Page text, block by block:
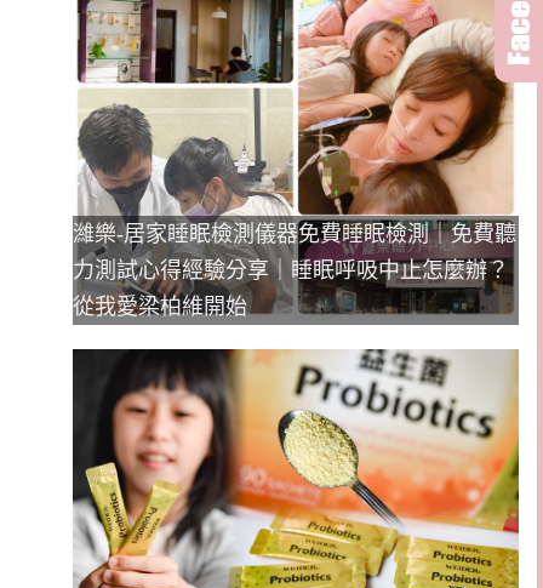
濰樂-居家睡眠檢測儀器免費睡眠檢測｜免費聽
力測試心得經驗分享｜睡眠呼吸中止怎麼辦？
從我愛梁柏維開始